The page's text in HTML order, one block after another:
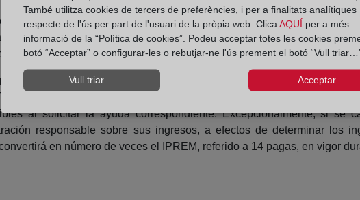
acreditar o declarar expresamente en su solicitud que se
de entidades que carezcan de personalidad jurídica propia deberán
la agrupación, así como el importe de la subvención a aplicar por cada
físicas o unidades de convivencia constituidas por varias
de la base imponible general y del ahorro del Impuesto sobre la
al solicitar la ayuda correspondiente. Excepcionalmente, si se
responsable sobre sus ingresos, a efectos de determinar los
en número de veces el IPREM, referido a 14 pagas, en vigor
També utilitza cookies de tercers de preferències, i per a finalitats analítiques
respecte de l'ús per part de l'usuari de la pròpia web. Clica AQUÍ per a més
informació de la “Política de cookies”. Podeu acceptar totes les cookies
botó “Acceptar” o configurar-les o rebutjar-ne l'ús prement el botó “Vull
Vull triar.... Acceptar